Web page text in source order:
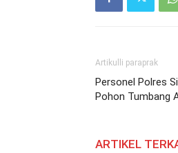
Artikulli paraprak
Personel Polres
Pohon Tumbang
ARTIKEL